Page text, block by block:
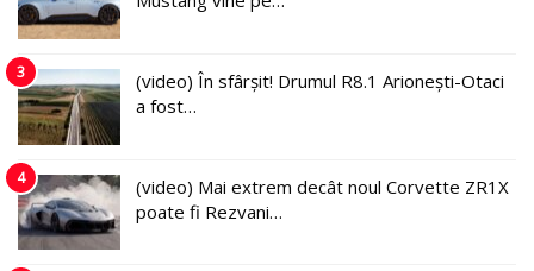
3
(video) În sfârșit! Drumul R8.1 Arionești-Otaci
a fost…
4
(video) Mai extrem decât noul Corvette ZR1X
poate fi Rezvani…